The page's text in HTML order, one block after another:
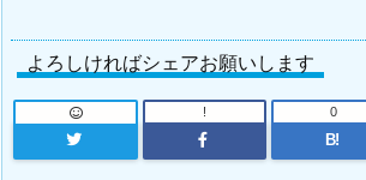
よろしければシェアお願いします
!
B!
0